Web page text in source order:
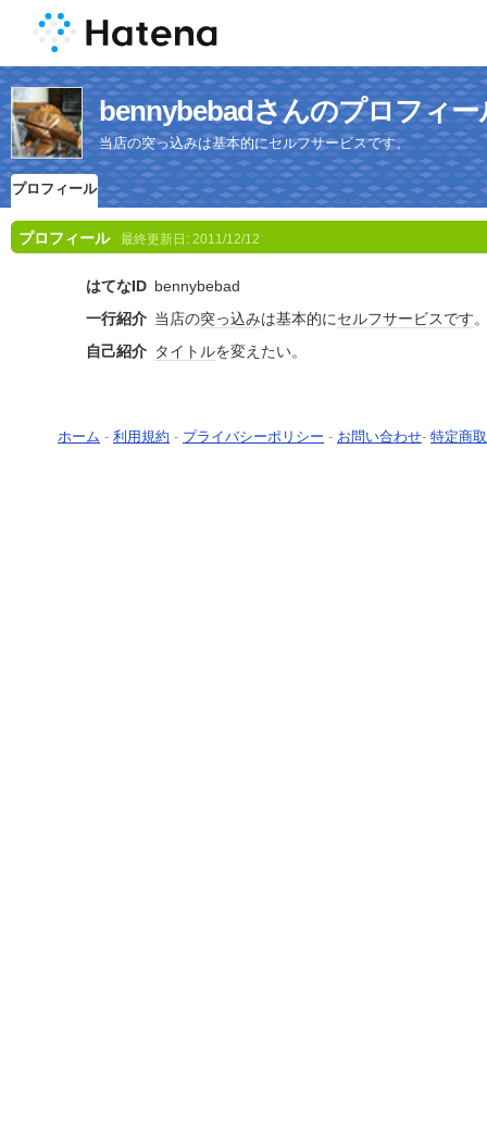
bennybebadさんのプロフィー
当店の突っ込みは基本的にセルフサービスです。
プロフィール
プロフィール 最終更新日: 2011/12/12
はてなID bennybebad
一行紹介 当店の突っ込みは基本的にセルフサービスです
自己紹介 タイトルを変えたい。
ホーム - 利用規約 - プライバシーポリシー - お問い合わせ- 特定商